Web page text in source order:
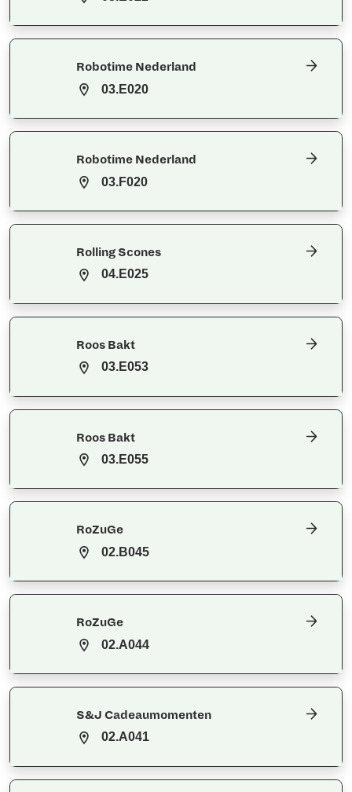
Robotime Nederland
03.E020
Robotime Nederland
03.F020
Rolling Scones
04.E025
Roos Bakt
03.E053
Roos Bakt
03.E055
RoZuGe
02.B045
RoZuGe
02.A044
S&J Cadeaumomenten
02.A041